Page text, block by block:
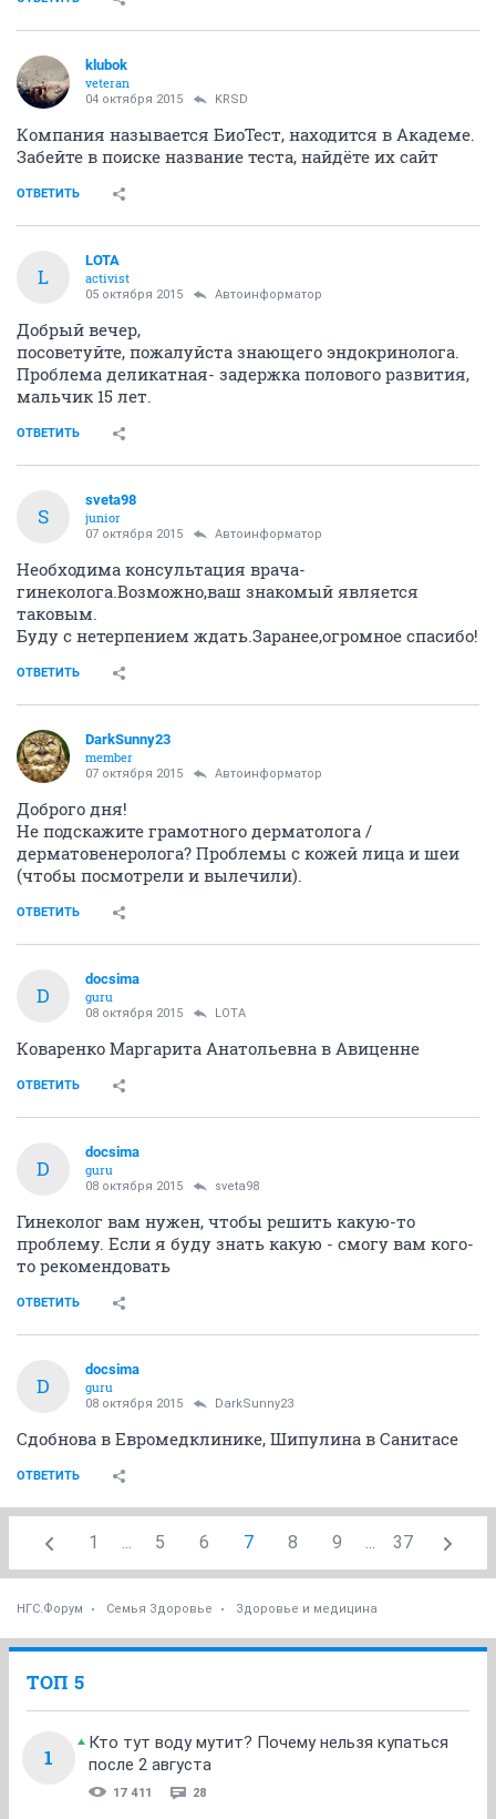
klubok
veteran
04 октября 2015 KRSD
Компания называется БиоТест, находится в Академе.
Забейте в поиске название теста, найдёте их сайт
ОТВЕТИТЬ
L
LOTA
activist
05 октября 2015 Автоинформатор
Добрый вечер,
посоветуйте, пожалуйста знающего эндокринолога.
Проблема деликатная- задержка полового развития,
мальчик 15 лет.
ОТВЕТИТЬ
S
sveta98
junior
07 октября 2015 Автоинформатор
Необходима консультация врача-
гинеколога.Возможно,ваш знакомый является
таковым.
Буду с нетерпением ждать.Заранее,огромное спасибо!
ОТВЕТИТЬ
DarkSunny23
member
07 октября 2015 Автоинформатор
Доброго дня!
Не подскажите грамотного дерматолога /
дерматовенеролога? Проблемы с кожей лица и шеи
(чтобы посмотрели и вылечили).
ОТВЕТИТЬ
D
docsima
guru
08 октября 2015 LOTA
Коваренко Маргарита Анатольевна в Авиценне
ОТВЕТИТЬ
D
docsima
guru
08 октября 2015 sveta98
Гинеколог вам нужен, чтобы решить какую-то
проблему. Если я буду знать какую - смогу вам кого-
то рекомендовать
ОТВЕТИТЬ
D
docsima
guru
08 октября 2015 DarkSunny23
Сдобнова в Евромедклинике, Шипулина в Санитасе
ОТВЕТИТЬ
1 ... 5 6 7 8 9 ... 37
НГС.Форум Семья Здоровье Здоровье и медицина
ТОП 5
1
Кто тут воду мутит? Почему нельзя купаться
после 2 августа
17 411 28